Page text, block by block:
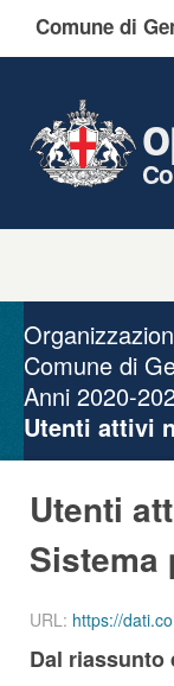
Comune di
Gruppi
Informazioni
Comune di
Anni 2020-
Utenti attivi
Utenti
Sistema
URL: https://dati.comune.genova.it/dataset/
Dal riassunto